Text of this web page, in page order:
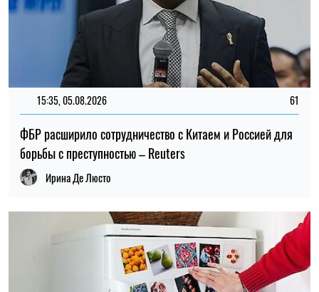
15:35, 05.08.2026 61
ФБР расширило сотрудничество с Китаем и Россией для
борьбы с преступностью – Reuters
Ирина Де Люсто